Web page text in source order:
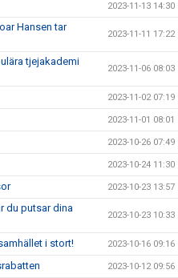
2023-11-13 14:30
Hansen tar
2023-11-11 17:22
tjejakademi
2023-11-06 08:03
2023-11-02 07:19
2023-11-01 08:01
2023-10-26 07:49
2023-10-24 11:30
2023-10-23 13:57
du putsar dina
2023-10-23 10:33
i stort! 2023-10-16 09:16
2023-10-12 09:56